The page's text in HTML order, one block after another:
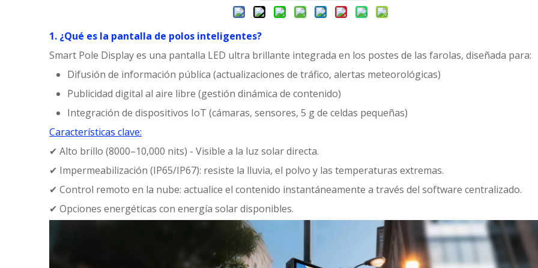
1. ¿Qué es la pantalla de polos inteligentes?
Smart Pole Display es una pantalla LED ultra brillante integrada en los postes de las farolas, diseñada para:
Difusión de información pública (actualizaciones de tráfico, alertas meteorológicas)
Publicidad digital al aire libre (gestión dinámica de contenido)
Integración de dispositivos IoT (cámaras, sensores, 5 g de celdas pequeñas)
Características clave:
✔ Alto brillo (8000–10,000 nits) - Visible a la luz solar directa.
✔ Impermeabilización (IP65/IP67): resiste la lluvia, el polvo y las temperaturas extremas.
✔ Control remoto en la nube: actualice el contenido instantáneamente a través del software centralizado.
✔ Opciones energéticas con energía solar disponibles.